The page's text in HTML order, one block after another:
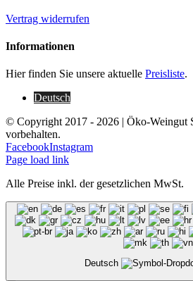
Vertrag widerrufen
Informationen
Hier finden Sie unsere aktuelle Preisliste.
Deutsch
© Copyright 2017 - 2026 | Öko-Weingut
vorbehalten.
FacebookInstagram
Page load link
Alle Preise inkl. der gesetzlichen MwSt.
Deutsch